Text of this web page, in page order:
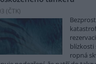
(ČTK)
blízkosti
ropná